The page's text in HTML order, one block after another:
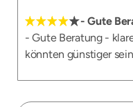
- Gute
- Gute Beratung -
könnten günstiger sein